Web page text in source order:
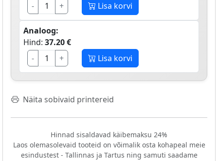
-
+ Lisa korvi
Analoog:
Hind: 37.20 €
-
+ Lisa korvi
Näita sobivaid printereid
Hinnad sisaldavad käibemaksu 24%
Laos olemasolevaid tooteid on võimalik osta kohapeal meie
esindustest - Tallinnas ja Tartus ning samuti saadame